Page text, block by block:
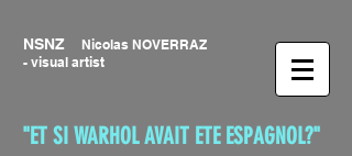
NSNZ
Nicolas NOVERRAZ
- visual artist
"ET SI WARHOL AVAIT ETE ESPAGNOL?"